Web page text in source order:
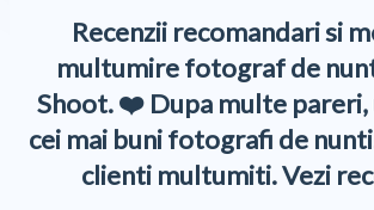
Recenzii recomandari si
multumire fotograf de
Shoot. ❤️ Dupa multe
cei mai buni fotografi de
clienti multumiti. Vezi